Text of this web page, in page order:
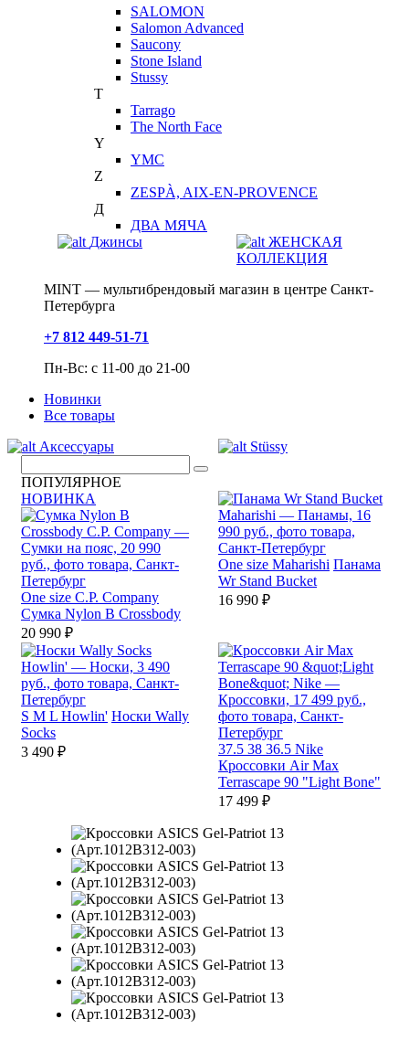
SALOMON
Salomon Advanced
Saucony
Stone Island
Stussy
T
Tarrago
The North Face
Y
YMC
Z
ZESPÀ, AIX-EN-PROVENCE
Д
ДВА МЯЧА
Джинсы
ЖЕНСКАЯ
КОЛЛЕКЦИЯ
MINT — мультибрендовый магазин в центре Санкт-
Петербурга
+7 812 449-51-71
Пн-Вс: с 11-00 до 21-00
Новинки
Все товары
Аксессуары
Stüssy
ПОПУЛЯРНОЕ
НОВИНКА
One size C.P. Company
Сумка Nylon B Crossbody
20 990 ₽
One size Maharishi Панама
Wr Stand Bucket
16 990 ₽
S M L Howlin' Носки Wally
Socks
3 490 ₽
37.5 38 36.5 Nike
Кроссовки Air Max
Terrascape 90 "Light Bone"
17 499 ₽